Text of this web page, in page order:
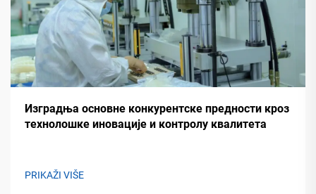
Изградња основне конкурентске предности кроз
технолошке иновације и контролу квалитета
PRIKAŽI VIŠE